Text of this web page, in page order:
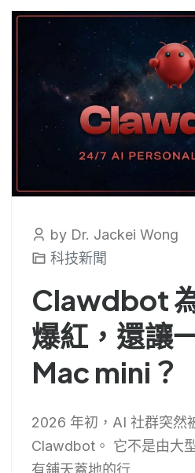
by Dr. Jackei Wong
科技新聞
Clawdbot
爆紅，還讓
Mac mini？
2026 年初，AI 社群突
Clawdbot。 它不是由大
有鋪天蓋地的行...